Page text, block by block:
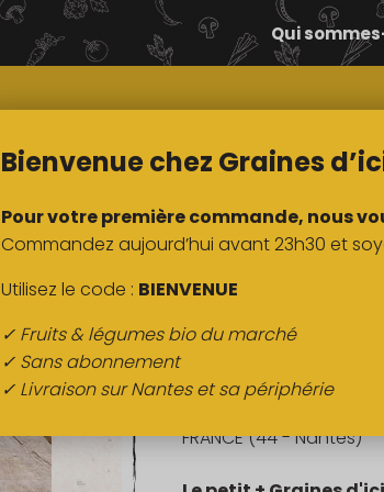
TOUS NOS
Qui
Pain cacao 100g
FRANCE (44 - Nantes)
Bienvenue chez Graines
Pour votre première commande, nous
Commandez aujourd’hui avant 23h30 et
Utilisez le code : BIENVENUE
✓ Fruits & légumes bio du marché
✓ Sans abonnement
✓ Livraison sur Nantes et sa périphérie